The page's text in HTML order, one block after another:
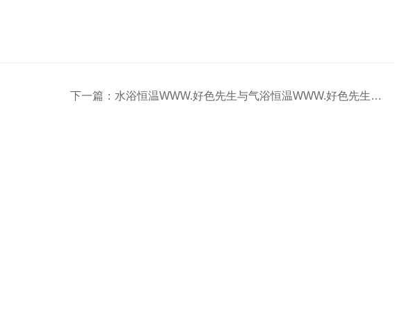
下一篇： 水浴恒温WWW.好色先生与气浴恒温WWW.好色先生的区别与选择